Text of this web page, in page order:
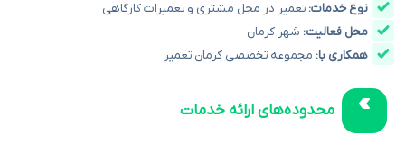
نوع خدمات: تعمیر در محل مشتری و تعمیرات کارگاهی
محل فعالیت: شهر کرمان
همکاری با: مجموعه تخصصی کرمان تعمیر
محدوده‌های ارائه خدمات